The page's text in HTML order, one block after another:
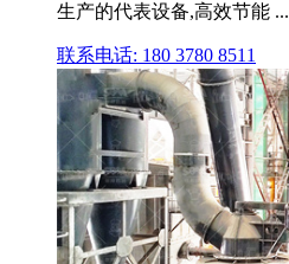
生产的代表设备,高效节能 ...
联系电话: 180 3780 8511